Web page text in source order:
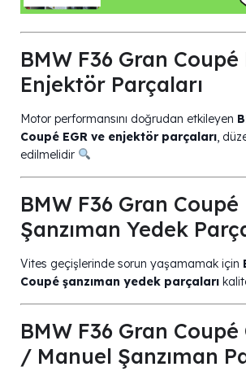
BMW F36 Gran Coupé
Enjektör Parçaları
Motor performansını doğrudan etkileyen
Coupé EGR ve enjektör parçaları,
edilmelidir
BMW F36 Gran Coupé
Şanzıman Yedek
Vites geçişlerinde sorun yaşamamak için
Coupé şanzıman yedek parçaları
BMW F36 Gran
/ Manuel Şanzıman